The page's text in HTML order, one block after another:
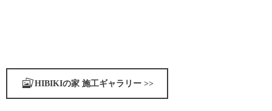
HIBIKIの家 施工ギャラリー >>